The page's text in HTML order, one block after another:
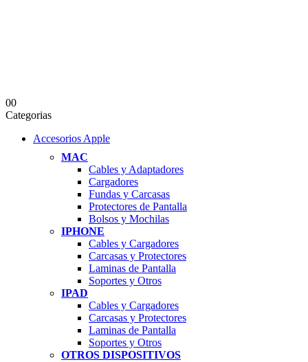
00
Categorias
Accesorios Apple
MAC
Cables y Adaptadores
Cargadores
Fundas y Carcasas
Protectores de Pantalla
Bolsos y Mochilas
IPHONE
Cables y Cargadores
Carcasas y Protectores
Laminas de Pantalla
Soportes y Otros
IPAD
Cables y Cargadores
Carcasas y Protectores
Laminas de Pantalla
Soportes y Otros
OTROS DISPOSITIVOS